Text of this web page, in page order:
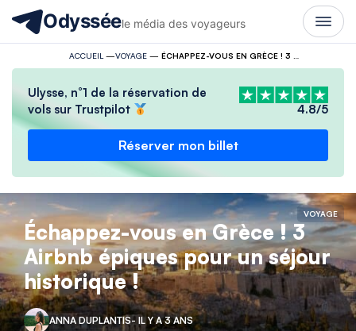
Odysséele média des voyageurs
ACCUEIL —VOYAGE—
Ulysse, n°1 de la réservation de
vols sur Trustpilot
4.8/5
Réserver mon billet
VOYAGE
Échappez-vous en Grèce ! 3
Airbnb épiques pour un séjour
historique !
ANNA DUPLANTIS- IL Y A 3 ANS